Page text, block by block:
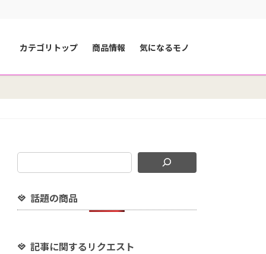
カテゴリトップ 商品情報 気になるモノ
話題の商品
記事に関するリクエスト